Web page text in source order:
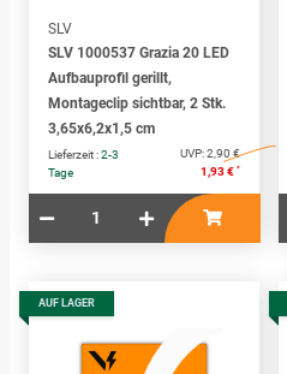
SLV
SLV 1000537 Grazia 20 LED
Aufbauprofil gerillt,
Montageclip sichtbar, 2 Stk.
3,65x6,2x1,5 cm
Lieferzeit :2-3
Tage
UVP:2,90 €
1,93 € *
AUF LAGER